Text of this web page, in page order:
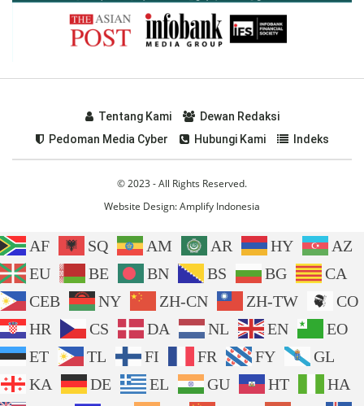
Tentang Kami
Dewan Redaksi
Pedoman Media Cyber
Hubungi Kami Indeks
© 2023 - All Rights Reserved.
Website Design:Amplify Indonesia
AF SQ AM AR HY
AZ
EU
BE BN BS BG
CA
CEB
NY ZH-CN ZH-TW
CO
HR
CS DA NL EN
EO
ET
TL FI FR FY
GL
KA
DE EL GU HT
HA